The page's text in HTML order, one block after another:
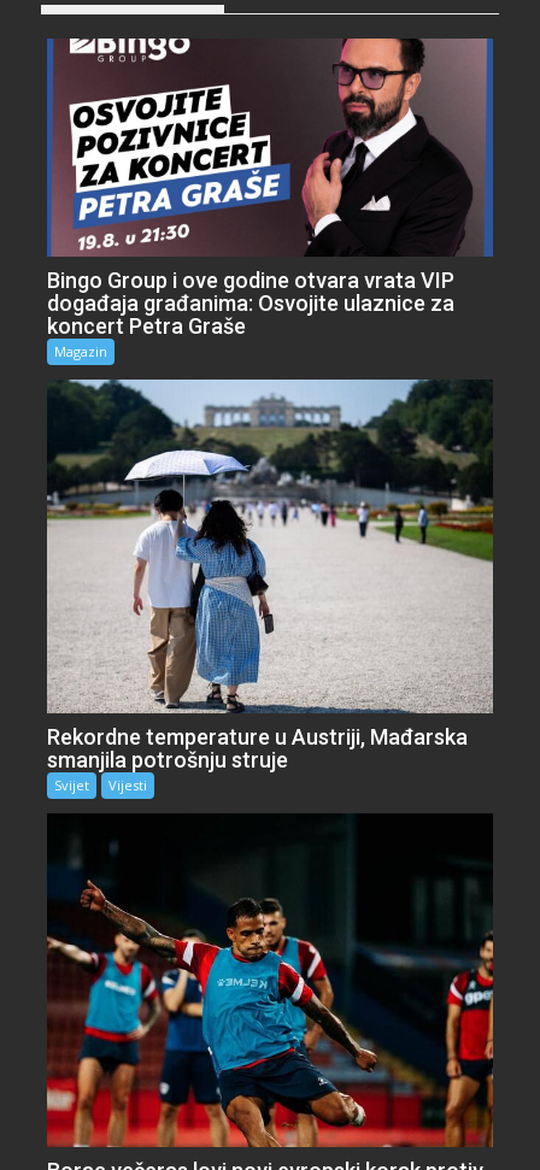
Bingo Group i ove godine otvara vrata VIP
događaja građanima: Osvojite ulaznice za
koncert Petra Graše
Magazin
Rekordne temperature u Austriji, Mađarska
smanjila potrošnju struje
Svijet Vijesti